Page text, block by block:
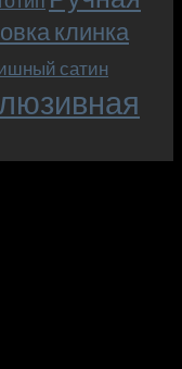
клинка
сатин